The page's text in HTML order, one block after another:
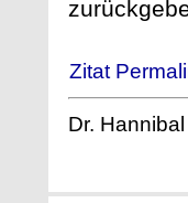
Zitat
Dr.